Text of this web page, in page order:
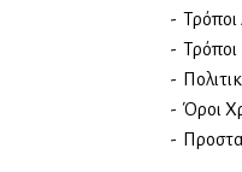
Όροι